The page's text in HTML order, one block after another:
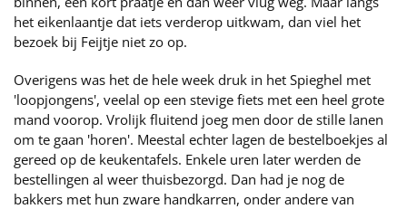
het eikenlaantje dat iets verderop uitkwam, dan viel het
bezoek bij Feijtje niet zo op.
Overigens was het de hele week druk in het Spieghel met
'loopjongens', veelal op een stevige fiets met een heel grote
mand voorop. Vrolijk fluitend joeg men door de stille lanen
om te gaan 'horen'. Meestal echter lagen de bestelboekjes al
gereed op de keukentafels. Enkele uren later werden de
bestellingen al weer thuisbezorgd. Dan had je nog de
bakkers met hun zware handkarren, onder andere van